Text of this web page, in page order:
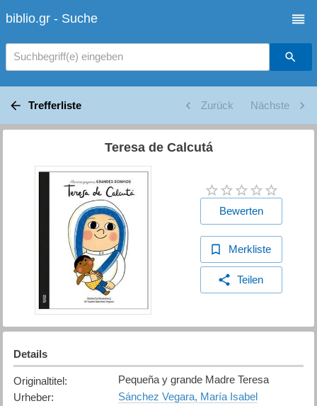
biblio.gr - Suche
Suchbegriff(e) eingeben
Trefferliste Zurück Nächste
Teresa de Calcutá
Bewerten
Merkliste
Teilen
Details
Originaltitel:
Pequeña y grande Madre Teresa
Urheber:
Sánchez Vegara, María Isabel